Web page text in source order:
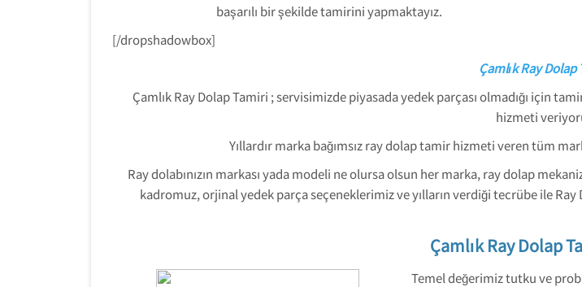
başarılı bir şekilde tamirini yapmaktayız.
[/dropshadowbox]
Çamlık Ray Dolap
Çamlık Ray Dolap Tamiri ; servisimizde piyasada yedek parçası olmadığı için
hizmeti
Yıllardır marka bağımsız ray dolap tamir hizmeti veren tüm
Ray dolabınızın markası yada modeli ne olursa olsun her marka, ray dolap
kadromuz, orjinal yedek parça seçeneklerimiz ve yılların verdiği tecrübe ile
Çamlık Ray Dolap
Temel değerimiz tutku ve